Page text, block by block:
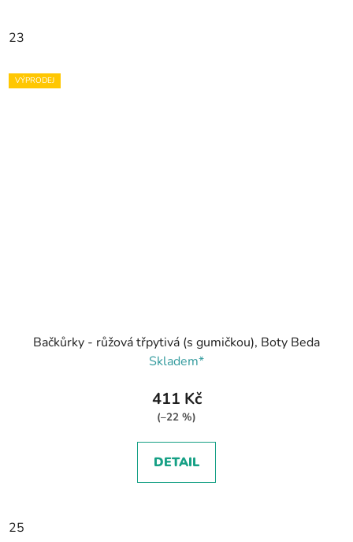
23
VÝPRODEJ
Bačkůrky - růžová třpytivá (s gumičkou), Boty Beda
Skladem*
411 Kč
(–22 %)
DETAIL
25